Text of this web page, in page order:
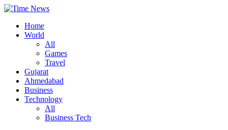
Home
World
All
Games
Travel
Gujarat
Ahmedabad
Business
Technology
All
Business Tech